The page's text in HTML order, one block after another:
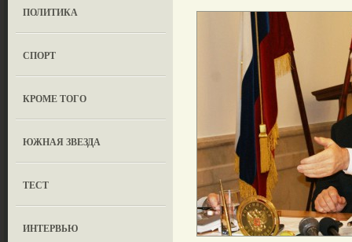
ПОЛИТИКА
СПОРТ
КРОМЕ ТОГО
ЮЖНАЯ ЗВЕЗДА
ТЕСТ
ИНТЕРВЬЮ